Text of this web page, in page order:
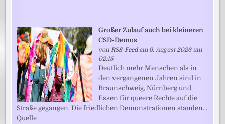
Großer Zulauf auch bei kleineren
CSD-Demos
vonRSS-Feedam 9. August 2026 um
02:15
Deutlich mehr Menschen als in
den vergangenen Jahren sind in
Braunschweig, Nürnberg und
Essen für queere Rechte auf die
Straße gegangen. Die friedlichen Demonstrationen standen...
Quelle